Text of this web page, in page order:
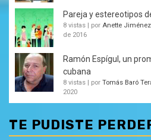
Pareja y estereotipos
8 vistas | por Anette
de 2016
Ramón Espígul, un
cubana
8 vistas | por Tomás Baró
2020
TE PUDISTE